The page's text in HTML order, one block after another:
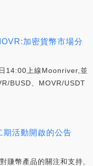
加密貨幣市場分
14:00上線Moonriver,並
BUSD、MOVR/USDT
期活動開啟的公告
賺幣產品的關注和支持,